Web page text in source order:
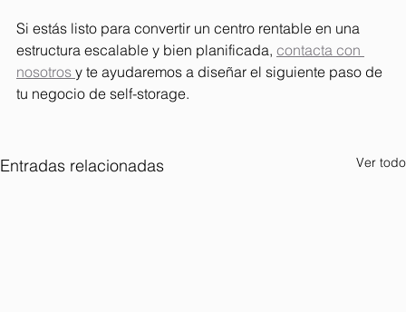
Si estás listo para convertir un centro rentable en una
estructura escalable y bien planificada, contacta con
nosotros y te ayudaremos a diseñar el siguiente paso de
tu negocio de self-storage.
Entradas relacionadas Ver todo